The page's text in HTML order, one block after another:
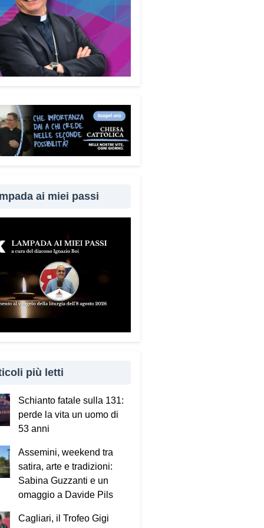
ai miei passi
più letti
Schianto fatale sulla 131:
perde la vita un uomo di
53 anni
Assemini, weekend tra
satira, arte e tradizioni:
Sabina Guzzanti e un
omaggio a Davide Pils
Cagliari, il Trofeo Gigi